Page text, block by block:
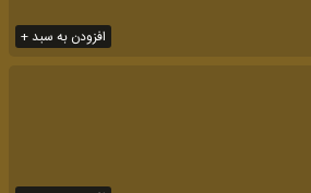
افزودن به سبد +